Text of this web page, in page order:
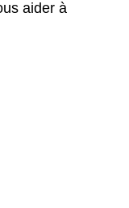
aider à